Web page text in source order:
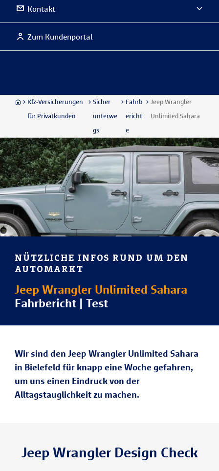
Kontakt
Zum Kundenportal
Kfz-Versicherungen
für Privatkunden
Sicher
unterwe
gs
Fahrb
ericht
e
Jeep Wrangler
Unlimited Sahara
NÜTZLICHE INFOS RUND UM DEN
AUTOMARKT
Jeep Wrangler Unlimited Sahara
Fahrbericht | Test
Wir sind den Jeep Wrangler Unlimited Sahara
in Bielefeld für knapp eine Woche gefahren,
um uns einen Eindruck von der
Alltagstauglichkeit zu machen.
Jeep Wrangler Design Check